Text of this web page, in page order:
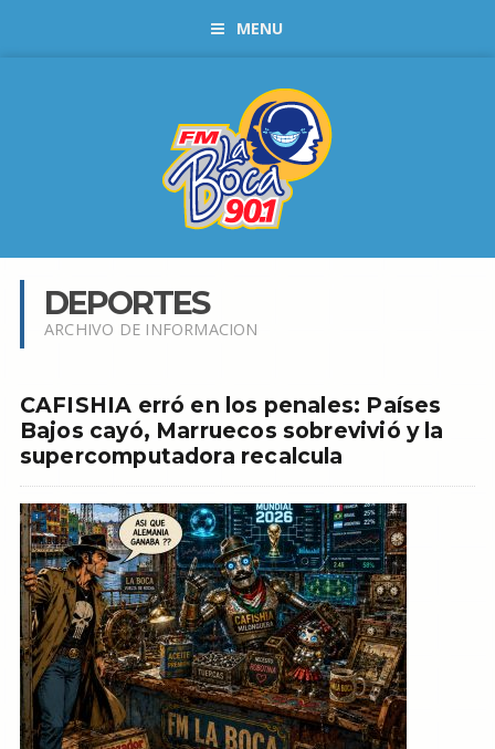
MENU
DEPORTES
ARCHIVO DE INFORMACION
CAFISHIA erró en los penales: Países
Bajos cayó, Marruecos sobrevivió y la
supercomputadora recalcula